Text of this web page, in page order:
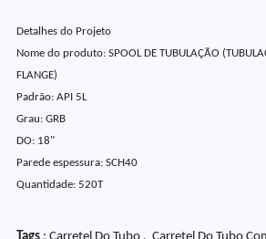
Detalhes do Projeto
Nome do produto: SPOOL DE TUBULAÇÃO
FLANGE)
Padrão: API 5L
Grau: GRB
DO: 18"
Parede espessura: SCH40
Quantidade: 520T